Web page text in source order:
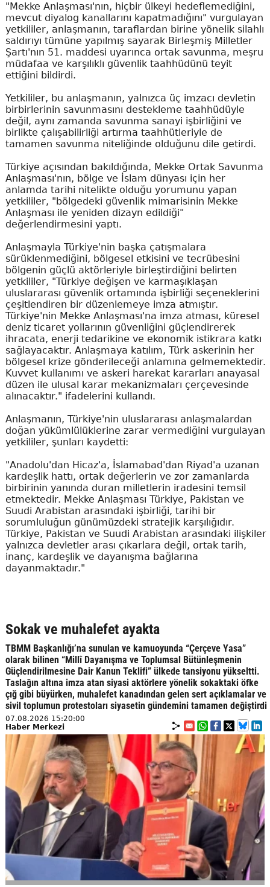
"Mekke Anlaşması'nın, hiçbir ülkeyi hedeflemediğini,
mevcut diyalog kanallarını kapatmadığını" vurgulayan
yetkililer, anlaşmanın, taraflardan birine yönelik silahlı
saldırıyı tümüne yapılmış sayarak Birleşmiş Milletler
Şartı'nın 51. maddesi uyarınca ortak savunma, meşru
müdafaa ve karşılıklı güvenlik taahhüdünü teyit
ettiğini bildirdi.
Yetkililer, bu anlaşmanın, yalnızca üç imzacı devletin
birbirlerinin savunmasını destekleme taahhüdüyle
değil, aynı zamanda savunma sanayi işbirliğini ve
birlikte çalışabilirliği artırma taahhütleriyle de
tamamen savunma niteliğinde olduğunu dile getirdi.
Türkiye açısından bakıldığında, Mekke Ortak Savunma
Anlaşması'nın, bölge ve İslam dünyası için her
anlamda tarihi nitelikte olduğu yorumunu yapan
yetkililer, "bölgedeki güvenlik mimarisinin Mekke
Anlaşması ile yeniden dizayn edildiği"
değerlendirmesini yaptı.
Anlaşmayla Türkiye'nin başka çatışmalara
sürüklenmediğini, bölgesel etkisini ve tecrübesini
bölgenin güçlü aktörleriyle birleştirdiğini belirten
yetkililer, "Türkiye değişen ve karmaşıklaşan
uluslararası güvenlik ortamında işbirliği seçeneklerini
çeşitlendiren bir düzenlemeye imza atmıştır.
Türkiye'nin Mekke Anlaşması'na imza atması, küresel
deniz ticaret yollarının güvenliğini güçlendirerek
ihracata, enerji tedarikine ve ekonomik istikrara katkı
sağlayacaktır. Anlaşmaya katılım, Türk askerinin her
bölgesel krize gönderileceği anlamına gelmemektedir.
Kuvvet kullanımı ve askeri harekat kararları anayasal
düzen ile ulusal karar mekanizmaları çerçevesinde
alınacaktır." ifadelerini kullandı.
Anlaşmanın, Türkiye'nin uluslararası anlaşmalardan
doğan yükümlülüklerine zarar vermediğini vurgulayan
yetkililer, şunları kaydetti:
"Anadolu'dan Hicaz'a, İslamabad'dan Riyad'a uzanan
kardeşlik hattı, ortak değerlerin ve zor zamanlarda
birbirinin yanında duran milletlerin iradesini temsil
etmektedir. Mekke Anlaşması Türkiye, Pakistan ve
Suudi Arabistan arasındaki işbirliği, tarihi bir
sorumluluğun günümüzdeki stratejik karşılığıdır.
Türkiye, Pakistan ve Suudi Arabistan arasındaki ilişkiler
yalnızca devletler arası çıkarlara değil, ortak tarih,
inanç, kardeşlik ve dayanışma bağlarına
dayanmaktadır."
Sokak ve muhalefet ayakta
TBMM Başkanlığı’na sunulan ve kamuoyunda “Çerçeve Yasa”
olarak bilinen “Millî Dayanışma ve Toplumsal Bütünleşmenin
Güçlendirilmesine Dair Kanun Teklifi” ülkede tansiyonu yükseltti.
Taslağın altına imza atan siyasi aktörlere yönelik sokaktaki öfke
çığ gibi büyürken, muhalefet kanadından gelen sert açıklamalar ve
sivil toplumun protestoları siyasetin gündemini tamamen değiştirdi
07.08.2026 15:20:00
Haber Merkezi